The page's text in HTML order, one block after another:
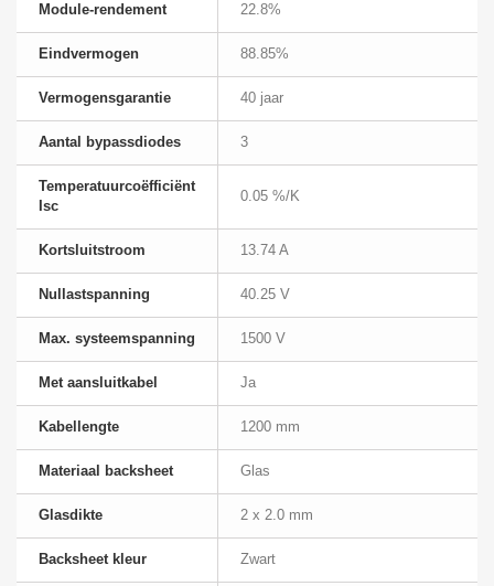
Module-rendement 22.8%
Eindvermogen 88.85%
Vermogensgarantie 40 jaar
Aantal bypassdiodes 3
Temperatuurcoëfficiënt
Isc
0.05 %/K
Kortsluitstroom 13.74 A
Nullastspanning 40.25 V
Max. systeemspanning 1500 V
Met aansluitkabel Ja
Kabellengte 1200 mm
Materiaal backsheet Glas
Glasdikte 2 x 2.0 mm
Backsheet kleur Zwart